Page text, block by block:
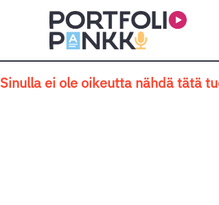
Siirry sisältöön
Sinulla ei ole oikeutta nähdä tätä